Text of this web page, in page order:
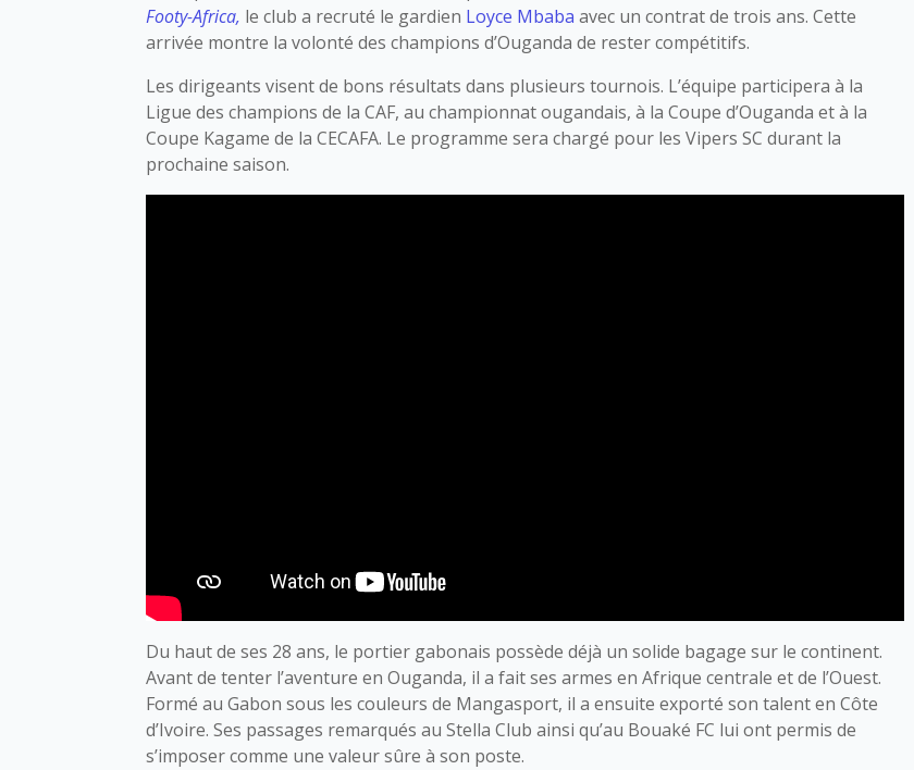
Footy-Africa, le club a recruté le gardien Loyce Mbaba avec un contrat de trois ans. Cette
arrivée montre la volonté des champions d’Ouganda de rester compétitifs.
Les dirigeants visent de bons résultats dans plusieurs tournois. L’équipe participera à la
Ligue des champions de la CAF, au championnat ougandais, à la Coupe d’Ouganda et à la
Coupe Kagame de la CECAFA. Le programme sera chargé pour les Vipers SC durant la
prochaine saison.
Du haut de ses 28 ans, le portier gabonais possède déjà un solide bagage sur le continent.
Avant de tenter l’aventure en Ouganda, il a fait ses armes en Afrique centrale et de l’Ouest.
Formé au Gabon sous les couleurs de Mangasport, il a ensuite exporté son talent en Côte
d’Ivoire. Ses passages remarqués au Stella Club ainsi qu’au Bouaké FC lui ont permis de
s’imposer comme une valeur sûre à son poste.